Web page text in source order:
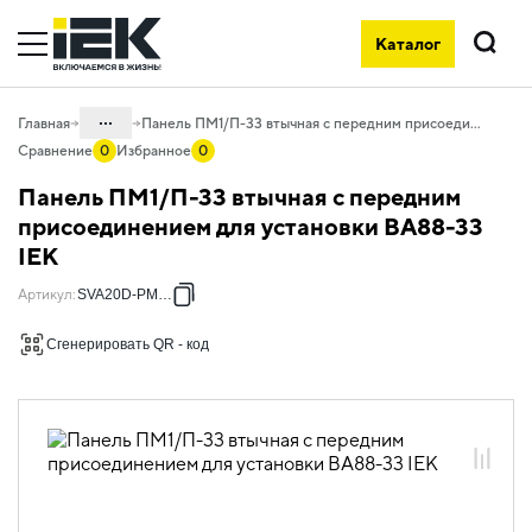
Каталог
Поиск
Главная ...
коммутации
выключатели в литом корпусе и доп.
устройства к автоматическим
выключателям ВА88
Панель ПМ1/П-33 втычная с передним присоединением для установки ВА88-33 IEK
Сравнение 0 Избранное 0
Панель ПМ1/П-33 втычная с передним
присоединением для установки ВА88-33
IEK
Артикул:SVA20D-PM1-P
Сгенерировать QR - код